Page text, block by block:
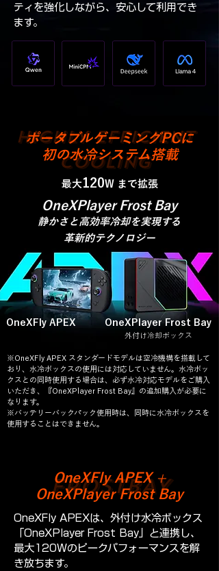
ティを強化しながら、安心して利用でき
ます。
HIGHLY EFFICIENT
COOLING
ポータブルゲーミングPCに
初の水冷システム搭載
最大 120W まで拡張
OneXPlayer Frost Bay
静かさと高効率冷却を実現する
革新的テクノロジー
OneXFly APEX OneXPlayer Frost Bay
外付け冷却ボックス
※OneXFly APEX スタンダードモデルは空冷機構を搭載して
おり、水冷ボックスの使用には対応していません。水冷ボッ
クスとの同時使用する場合は、必ず水冷対応モデルをご購入
いただき、『OneXPlayer Frost Bay』の追加購入が必要に
なります。
※バッテリーバックパック使用時は、同時に水冷ボックスを
使用することはできません。
FROSTBAY
OneXFly APEX +
OneXPlayer Frost Bay
OneXFly APEXは、外付け水冷ボックス
「OneXPlayer Frost Bay」と連携し、
最大120Wのピークパフォーマンスを解
き放ちます。